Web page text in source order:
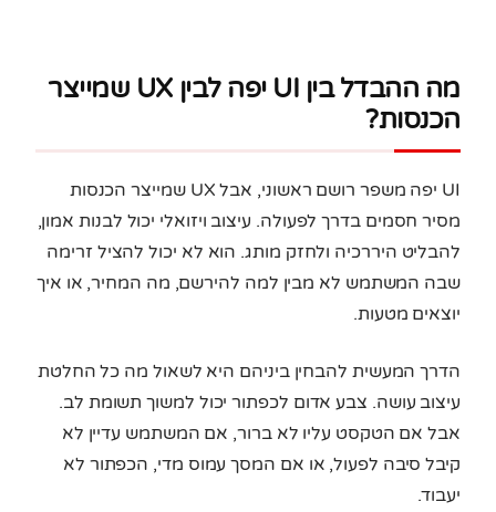
מה ההבדל בין UI יפה לבין UX שמייצר
הכנסות?
UI יפה משפר רושם ראשוני, אבל UX שמייצר הכנסות
מסיר חסמים בדרך לפעולה. עיצוב ויזואלי יכול לבנות אמון,
להבליט היררכיה ולחזק מותג. הוא לא יכול להציל זרימה
שבה המשתמש לא מבין למה להירשם, מה המחיר, או איך
יוצאים מטעות.
הדרך המעשית להבחין ביניהם היא לשאול מה כל החלטת
עיצוב עושה. צבע אדום לכפתור יכול למשוך תשומת לב.
אבל אם הטקסט עליו לא ברור, אם המשתמש עדיין לא
קיבל סיבה לפעול, או אם המסך עמוס מדי, הכפתור לא
יעבוד.